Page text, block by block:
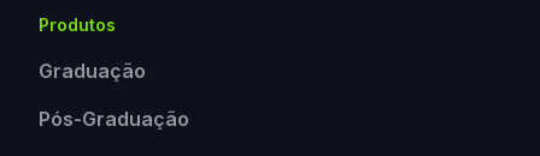
Produtos
Graduação
Pós-Graduação